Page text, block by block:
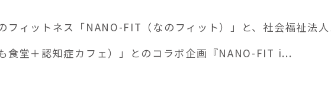
フィットネス「NANO-FIT（なのフィット）」と、社会福祉法
食堂＋認知症カフェ）」とのコラボ企画『NANO-FIT i...